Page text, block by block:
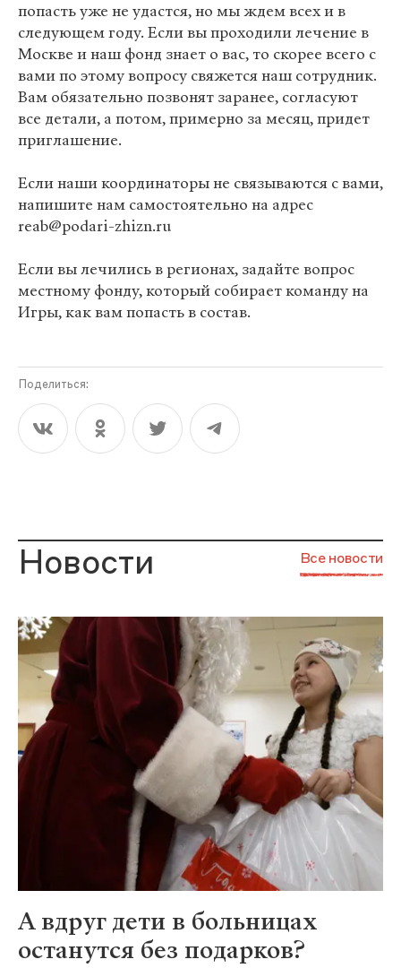
попасть уже не удастся, но мы ждем всех и в
следующем году. Если вы проходили лечение в
Москве и наш фонд знает о вас, то скорее всего с
вами по этому вопросу свяжется наш сотрудник.
Вам обязательно позвонят заранее, согласуют
все детали, а потом, примерно за месяц, придет
приглашение.
Если наши координаторы не связываются с вами,
напишите нам самостоятельно на адрес
reab@podari-zhizn.ru
Если вы лечились в регионах, задайте вопрос
местному фонду, который собирает команду на
Игры, как вам попасть в состав.
Поделиться:
Новости Все новости
А вдруг дети в больницах
останутся без подарков?